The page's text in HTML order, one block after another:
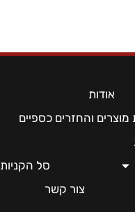
אודות
מוצרים והחזרים כספיים
סל הקניות
צור קשר